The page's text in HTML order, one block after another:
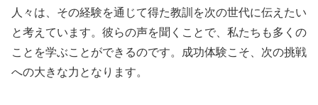
人々は、その経験を通じて得た教訓を次の世代に伝えたい
と考えています。彼らの声を聞くことで、私たちも多くの
ことを学ぶことができるのです。成功体験こそ、次の挑戦
への大きな力となります。